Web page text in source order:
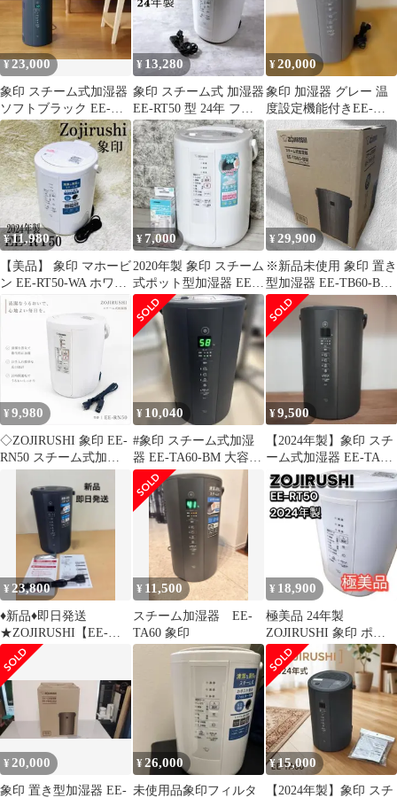
¥23,000
象印 スチーム式加湿器
ソフトブラック EE-
TB60-BM タンク4L
¥ 13,280
象印 スチーム式 加湿器
EE-RT50 型 24年 フィ
ルター不要 手入れ簡単
¥20,000
象印 加湿器 グレー 温
度設定機能付きEE-
DF50-HA型 保証書付
¥11,980
【美品】 象印 マホービ
ン EE-RT50-WA ホワイ
ト 加湿器 2024年製
¥7,000
2020年製 象印 スチーム
式ポット型加湿器 EE-
RQ50
¥29,900
※新品未使用 象印 置き
型加湿器 EE-TB60-BM
ソフトブラック
¥ 9,980
◇ZOJIRUSHI 象印 EE-
RN50 スチーム式加湿
要 広口タンク チャイル
ドロック 90s vintage
¥ 10,040
#象印 スチーム式加湿
器 EE-TA60-BM 大容量
4.0L
¥9,500
【2024年製】象印 スチ
ーム式加湿器 EE-TA60-
BM（ソフトブラック）
¥ 23,800
♦︎新品♦︎即日発送
★ZOJIRUSHI【EE-
TB60-BM】スチーム式
加湿器
¥ 11,500
スチーム加湿器 EE-
TA60 象印
¥ 18,900
極美品 24年製
ZOJIRUSHI 象印 ポッ
ト型加湿器 EE-RT50 3L
¥ 20,000
象印 置き型加湿器 EE-
¥26,000
未使用品象印フィルタ
¥15,000
【2024年製】象印 スチ